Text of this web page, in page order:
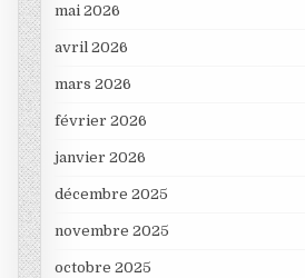
mai 2026
avril 2026
mars 2026
février 2026
janvier 2026
décembre 2025
novembre 2025
octobre 2025